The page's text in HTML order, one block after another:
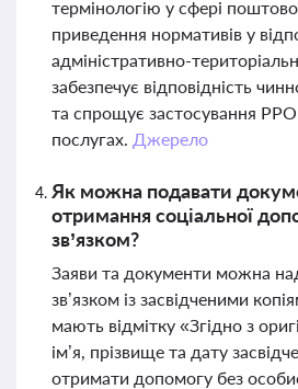
термінологію у сфері
приведення нормативів у
адміністративно-
забезпечує відповідність
та спрощує застосування
послугах. Джерело
Як можна подавати
отримання соціальної
зв’язком?
Заяви та документи можна
зв’язком із засвідченими
мають відмітку «Згідно з
ім’я, прізвище та дату
отримати допомогу без